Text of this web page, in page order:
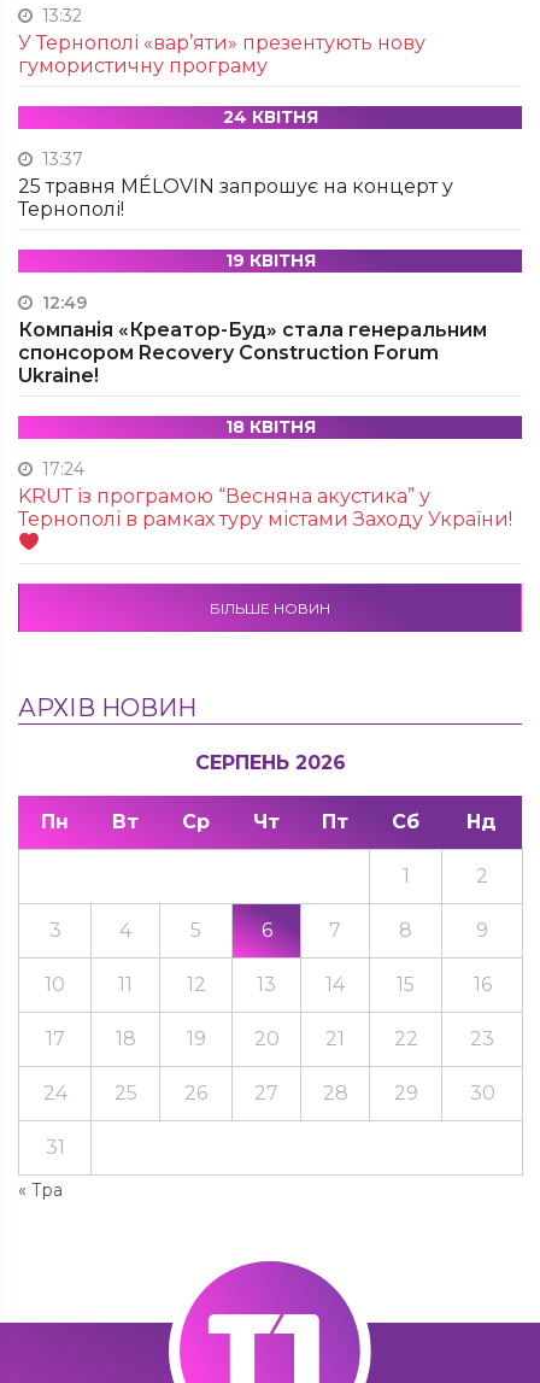
13:32
У Тернополі «вар’яти» презентують нову
гумористичну програму
24 КВІТНЯ
13:37
25 травня MÉLOVIN запрошує на концерт у
Тернополі!
19 КВІТНЯ
12:49
Компанія «Креатор-Буд» стала генеральним
спонсором Recovery Construction Forum
Ukraine!
18 КВІТНЯ
17:24
KRUТ із програмою “Весняна акустика” у
Тернополі в рамках туру містами Заходу України!
БІЛЬШЕ НОВИН
АРХІВ НОВИН
СЕРПЕНЬ 2026
Пн Вт Ср Чт Пт Сб Нд
« Тра
1 2
3 4 5 6 7 8 9
10 11 12 13 14 15 16
17 18 19 20 21 22 23
24 25 26 27 28 29 30
31